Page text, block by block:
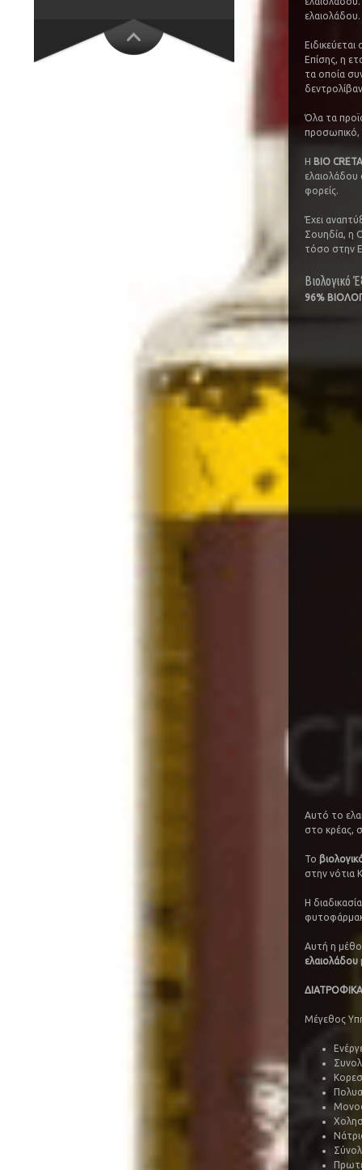
ελαιολάδου.
Επίσης, η
τα οποία
Όλα τα
προσωπικό,
Η BIO
ελαιολάδου
φορείς.
Έχει
Σουηδία, η
τόσο στην
Βιολογικό
96%
Αυτό το
στο κρέας,
Το
στην νότια
Η
Αυτή η
ελαιολάδου
Μέγεθος